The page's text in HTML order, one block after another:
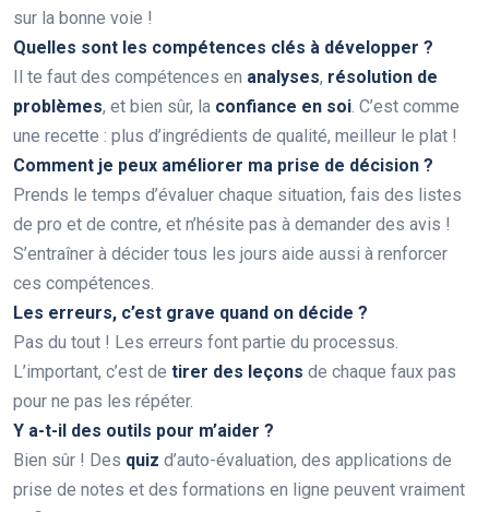
sur la bonne voie !
Quelles sont les compétences clés à développer ?
Il te faut des compétences en analyses, résolution de
problèmes, et bien sûr, la confiance en soi. C’est comme
une recette : plus d’ingrédients de qualité, meilleur le plat !
Comment je peux améliorer ma prise de décision ?
Prends le temps d’évaluer chaque situation, fais des listes
de pro et de contre, et n’hésite pas à demander des avis !
S’entraîner à décider tous les jours aide aussi à renforcer
ces compétences.
Les erreurs, c’est grave quand on décide ?
Pas du tout ! Les erreurs font partie du processus.
L’important, c’est de tirer des leçons de chaque faux pas
pour ne pas les répéter.
Y a-t-il des outils pour m’aider ?
Bien sûr ! Des quiz d’auto-évaluation, des applications de
prise de notes et des formations en ligne peuvent vraiment